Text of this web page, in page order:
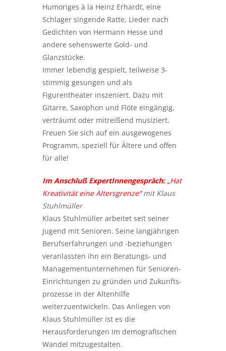
Humoriges à la Heinz Erhardt, eine
Schlager singende Ratte, Lieder nach
Gedichten von Hermann Hesse und
andere sehenswerte Gold- und
Glanzstücke.
Immer lebendig gespielt, teilweise 3-
stimmig gesungen und als
Figurentheater inszeniert. Dazu mit
Gitarre, Saxophon und Flöte eingängig,
verträumt oder mitreißend musiziert.
Freuen Sie sich auf ein ausgewogenes
Programm, speziell für Ältere und offen
für alle!
Im Anschluß ExpertInnengespräch:„Hat
Kreativität eine Altersgrenze“mit Klaus
Stuhlmüller
Klaus Stuhlmüller arbeitet seit seiner
Jugend mit Senioren. Seine langjährigen
Berufserfahrungen und -beziehungen
veranlassten ihn ein Beratungs- und
Managementunternehmen für Senioren-
Einrichtungen zu gründen und Zukunfts-
prozesse in der Altenhilfe
weiterzuentwickeln. Das Anliegen von
Klaus Stuhlmüller ist es die
Herausforderungen im demografischen
Wandel mitzugestalten.